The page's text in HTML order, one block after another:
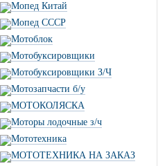
Мопед Китай
Мопед СССР
Мотоблок
Мотобуксировщики
Мотобуксировщики З/Ч
Мотозапчасти б/у
МОТОКОЛЯСКА
Моторы лодочные з/ч
Мототехника
МОТОТЕХНИКА НА ЗАКАЗ